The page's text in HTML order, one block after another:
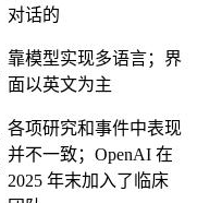
对话的
靠模型实现多语言；界
面以英文为主
各项研究和事件中表现
并不一致；OpenAI 在
2025 年末加入了临床